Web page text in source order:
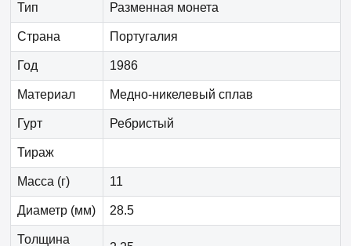
Тип Разменная монета
Страна Португалия
Год 1986
Материал Медно-никелевый сплав
Гурт Ребристый
Тираж
Масса (г) 11
Диаметр (мм) 28.5
Толщина